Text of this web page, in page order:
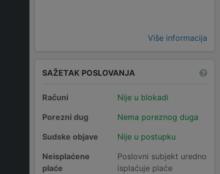
Više informacija
SAŽETAK POSLOVANJA
Računi
Nije u blokadi
Porezni dug
Nema poreznog duga
Sudske objave
Nije u postupku
Neisplaćene
plaće
Poslovni subjekt uredno
isplaćuje plaće